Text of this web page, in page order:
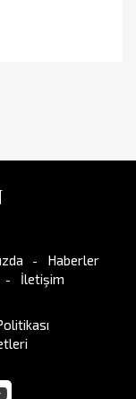
Haberler
İletişim